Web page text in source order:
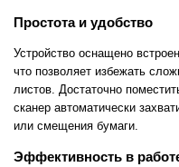
Простота и удобство
Устройство оснащено
что позволяет избежать
листов. Достаточно
сканер автоматически
или смещения бумаги.
Эффективность в